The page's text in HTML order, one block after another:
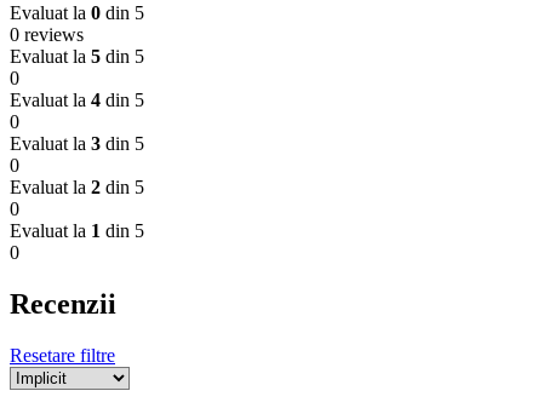
Evaluat la 0 din 5
0 reviews
Evaluat la 5 din 5
0
Evaluat la 4 din 5
0
Evaluat la 3 din 5
0
Evaluat la 2 din 5
0
Evaluat la 1 din 5
0
Recenzii
Resetare filtre